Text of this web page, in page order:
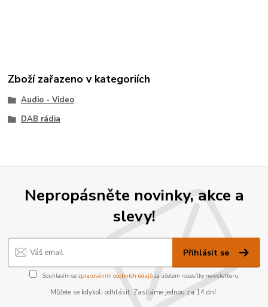
Zboží zařazeno v kategoriích
Audio - Video
DAB rádia
Nepropásněte novinky, akce a
slevy!
Přihlásit se
Souhlasím se zpracováním osobních údajůza účelem rozesílky newsletteru.
Můžete se kdykoli odhlásit. Zasíláme jednou za 14 dní.